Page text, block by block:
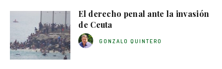
El derecho penal ante la invasión
de Ceuta
GONZALO QUINTERO